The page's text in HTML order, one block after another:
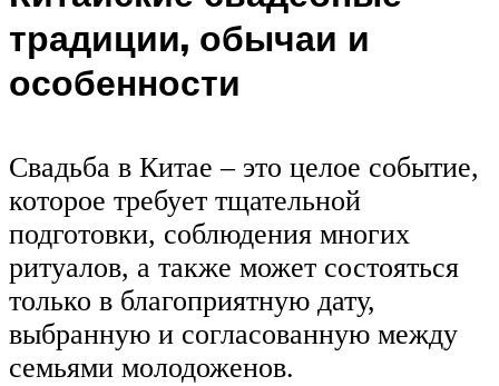
традиции, обычаи и
особенности
Свадьба в Китае – это целое событие,
которое требует тщательной
подготовки, соблюдения многих
ритуалов, а также может состояться
только в благоприятную дату,
выбранную и согласованную между
семьями молодоженов.